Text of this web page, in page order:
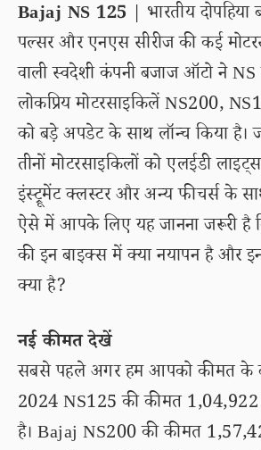
Bajaj NS 125 | भारतीय दोपहिया
पल्सर और एनएस सीरीज की कई
वाली स्वदेशी कंपनी बजाज ऑटो ने NS
लोकप्रिय मोटरसाइकिलें NS200,
को बड़े अपडेट के साथ लॉन्च किया है।
तीनों मोटरसाइकिलों को एलईडी
इंस्ट्रूमेंट क्लस्टर और अन्य फीचर्स के
ऐसे में आपके लिए यह जानना जरूरी है
की इन बाइक्स में क्या नयापन है और
क्या है?
नई कीमत देखें
सबसे पहले अगर हम आपको कीमत के
2024 NS125 की कीमत
है। Bajaj NS200 की कीमत